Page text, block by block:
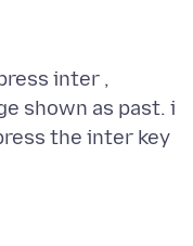
inter ,
shown as past. i
the inter key